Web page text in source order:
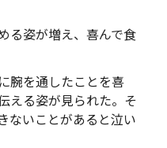
る姿が増え、喜んで食
腕を通したことを喜
える姿が見られた。そ
ないことがあると泣い